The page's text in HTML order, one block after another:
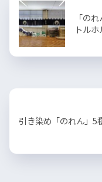
「の
トル
引き染め「のれん」